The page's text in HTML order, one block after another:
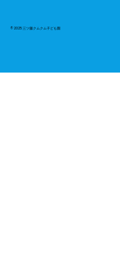
© 2025 三ツ藤クムクム子ども園